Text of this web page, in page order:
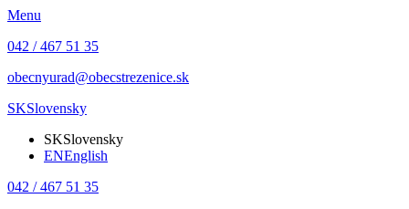
Menu
042 / 467 51 35
obecnyurad@obecstrezenice.sk
SKSlovensky
SKSlovensky
ENEnglish
042 / 467 51 35